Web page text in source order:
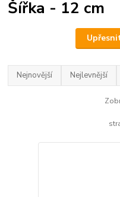
Šířka - 12 cm
Nejnovější Nejlevnější